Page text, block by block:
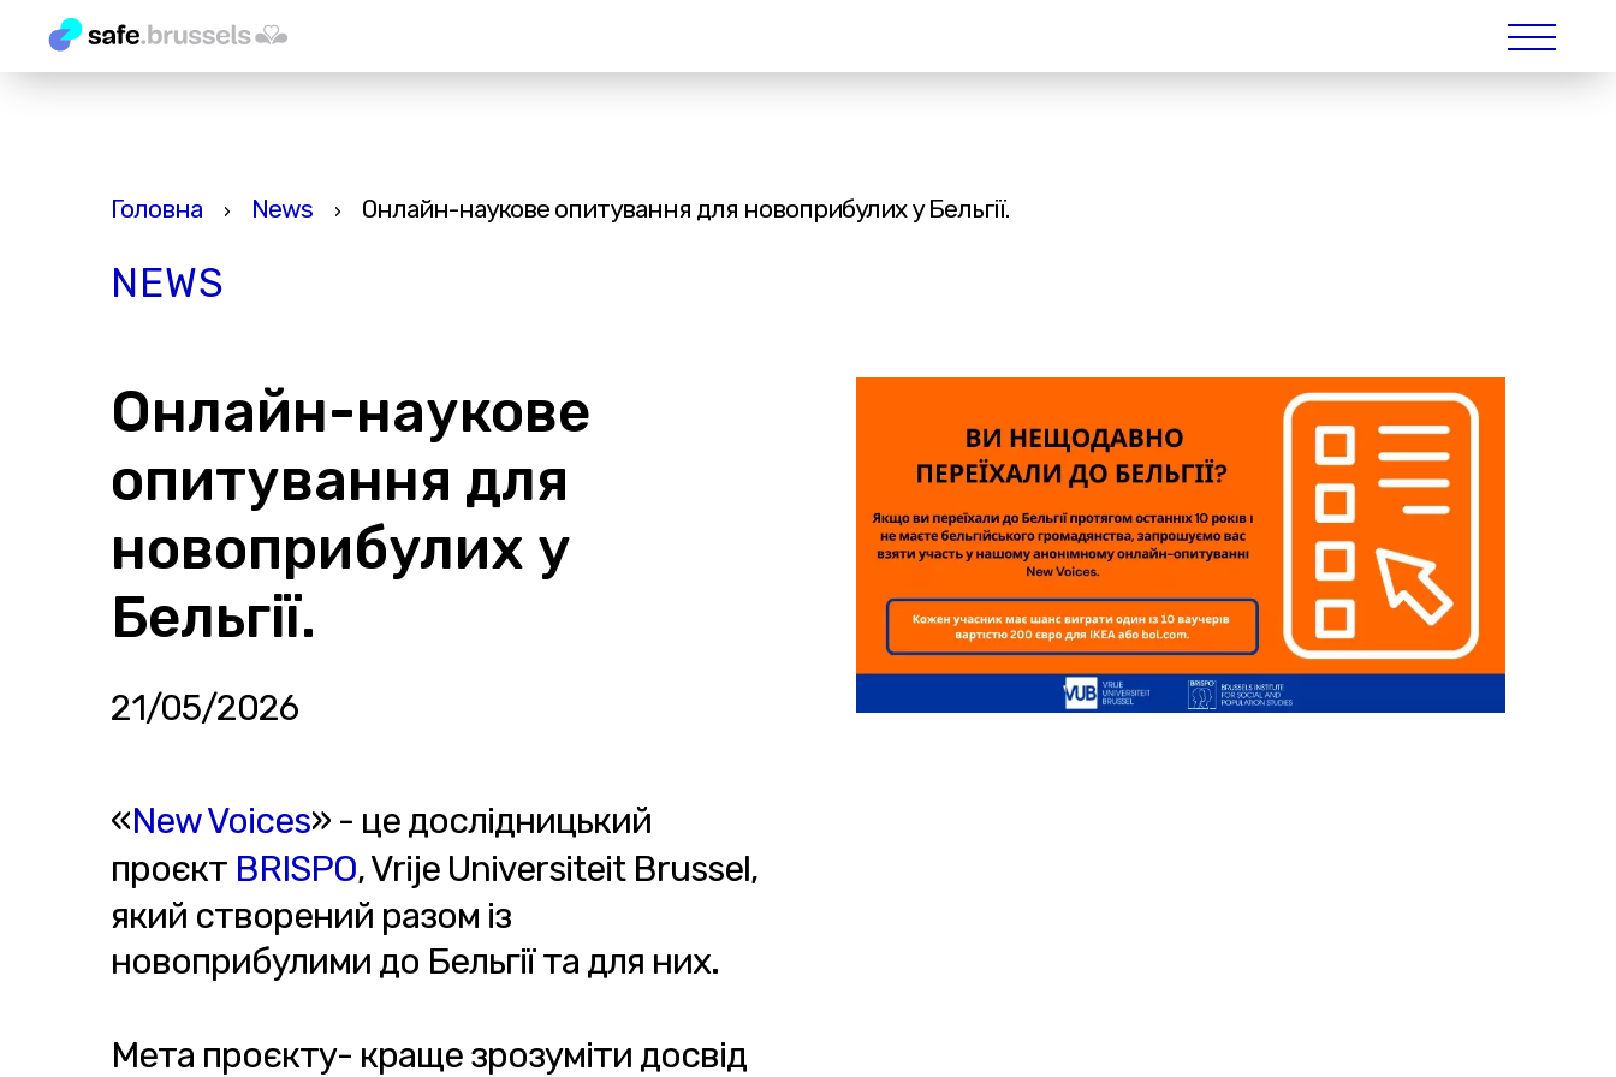
Головна › News › Онлайн-наукове опитування для новоприбулих у Бельгії.
NEWS
Онлайн-наукове
опитування для
новоприбулих у
Бельгії.
21/05/2026
«New Voices» - це дослідницький
проєкт BRISPO, Vrije Universiteit Brussel,
який створений разом із
новоприбулими до Бельгії та для них.
Мета проєкту- краще зрозуміти досвід